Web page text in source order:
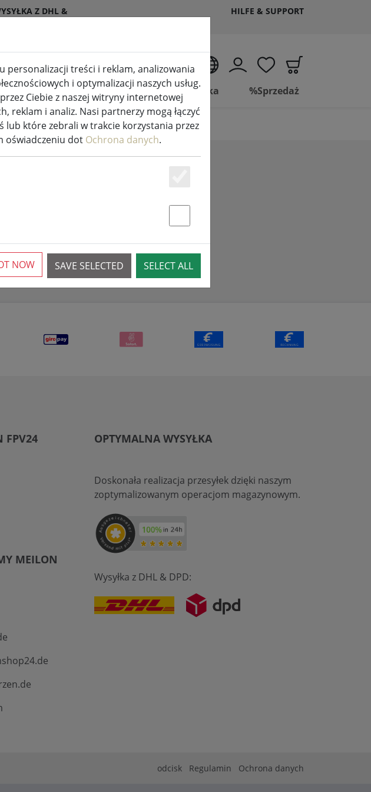
Z DHL &
HILFE & SUPPORT
PL
i jedzenie Życie Łazienka %Sprzedaż
FPV24
MEILON
OPTYMALNA WYSYŁKA
Doskonała realizacja przesyłek dzięki naszym
zoptymalizowanym operacjom magazynowym.
Wysyłka z DHL & DPD:
odcisk Regulamin Ochrona danych
personalizacji treści i reklam, analizowania
i optymalizacji naszych usług.
Ciebie z naszej witryny internetowej
reklam i analiz. Nasi partnerzy mogą łączyć
lub które zebrali w trakcie korzystania przez
oświadczeniu dot Ochrona danych.
SAVE SELECTED SELECT ALL
NOW